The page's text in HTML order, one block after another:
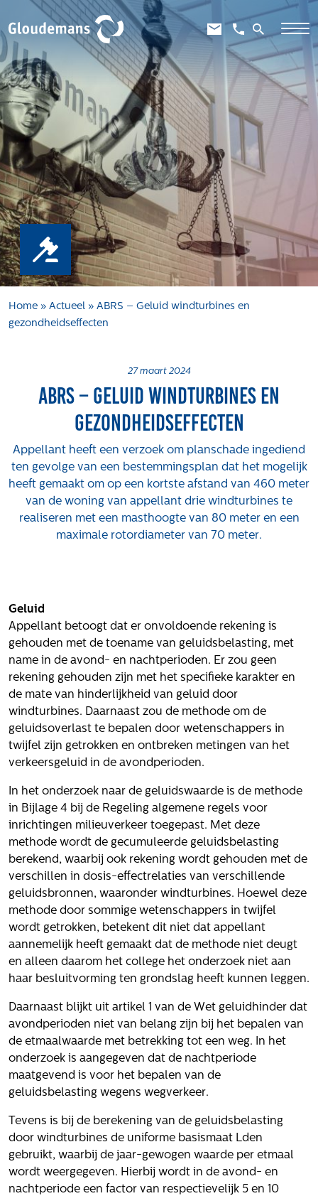
Expertises
Gebiedsontwikkeling
Gebiedseconomie
Grondstrategie en -verwerving
Taxaties overheid
Taxaties zakelijk
Schadevergoedingsrecht
Rentmeesterij
Transities
Projecten
Tender-light Amundsenstraat Valkenswaard
Concurrentiegerichte dialoog en tenderstrategie
Hoge Woerd in Ewijk
Pachtbeleid gemeente Valkenswaard: duurzame
pacht als instrument voor landbouw- en
watertransitie
Strategisch grondbeleid als motor voor
woningbouwversnelling Gemeente Vught
Klachtenbehandeling Procedure (KBP)
Het verhaal van Gloudemans
Onze mensen
Werken bij Gloudemans
Actueel
Blogs
Werken bij
Vacatures
Contact
Klachten
Privacyverklaring
Proclaimer
Volg ons
Integrale aanpak gebiedsvisie
Home » Actueel » ABRS – Geluid windturbines en
gezondheidseffecten
27 maart 2024
ABRS – Geluid windturbines en
gezondheidseffecten
Appellant heeft een verzoek om planschade ingediend
ten gevolge van een bestemmingsplan dat het mogelijk
heeft gemaakt om op een kortste afstand van 460 meter
van de woning van appellant drie windturbines te
realiseren met een masthoogte van 80 meter en een
maximale rotordiameter van 70 meter.
Geluid
Appellant betoogt dat er onvoldoende rekening is
gehouden met de toename van geluidsbelasting, met
name in de avond- en nachtperioden. Er zou geen
rekening gehouden zijn met het specifieke karakter en
de mate van hinderlijkheid van geluid door
windturbines. Daarnaast zou de methode om de
geluidsoverlast te bepalen door wetenschappers in
twijfel zijn getrokken en ontbreken metingen van het
verkeersgeluid in de avondperioden.
In het onderzoek naar de geluidswaarde is de methode
in Bijlage 4 bij de Regeling algemene regels voor
inrichtingen milieuverkeer toegepast. Met deze
methode wordt de gecumuleerde geluidsbelasting
berekend, waarbij ook rekening wordt gehouden met de
verschillen in dosis-effectrelaties van verschillende
geluidsbronnen, waaronder windturbines. Hoewel deze
methode door sommige wetenschappers in twijfel
wordt getrokken, betekent dit niet dat appellant
aannemelijk heeft gemaakt dat de methode niet deugt
en alleen daarom het college het onderzoek niet aan
haar besluitvorming ten grondslag heeft kunnen leggen.
Daarnaast blijkt uit artikel 1 van de Wet geluidhinder dat
avondperioden niet van belang zijn bij het bepalen van
de etmaalwaarde met betrekking tot een weg. In het
onderzoek is aangegeven dat de nachtperiode
maatgevend is voor het bepalen van de
geluidsbelasting wegens wegverkeer.
Tevens is bij de berekening van de geluidsbelasting
door windturbines de uniforme basismaat Lden
gebruikt, waarbij de jaar-gewogen waarde per etmaal
wordt weergegeven. Hierbij wordt in de avond- en
nachtperiode een factor van respectievelijk 5 en 10